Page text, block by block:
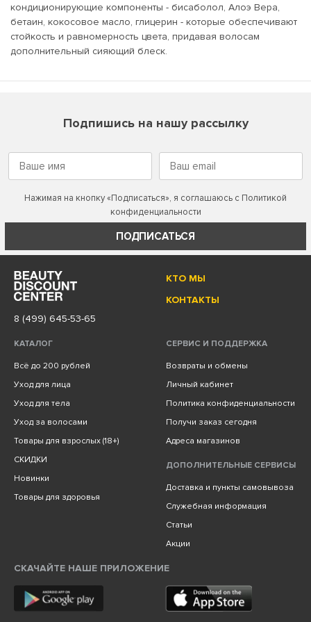
кондиционирующие компоненты - бисаболол, Алоэ Вера,
бетаин, кокосовое масло, глицерин - которые обеспечивают
стойкость и равномерность цвета, придавая волосам
дополнительный сияющий блеск.
Подпишись на нашу рассылку
Нажимая на кнопку «Подписаться», я соглашаюсь с Политикой
конфиденциальности
ПОДПИСАТЬСЯ
КТО МЫ
КОНТАКТЫ
8 (499) 645-53-65
КАТАЛОГ
Всё до 200 рублей
Уход для лица
Уход для тела
Уход за волосами
Товары для взрослых (18+)
СКИДКИ
Новинки
Товары для здоровья
СЕРВИС И ПОДДЕРЖКА
Возвраты и обмены
Личный кабинет
Политика конфиденциальности
Получи заказ сегодня
Адреса магазинов
ДОПОЛНИТЕЛЬНЫЕ СЕРВИСЫ
Доставка и пункты самовывоза
Служебная информация
Статьи
Акции
СКАЧАЙТЕ НАШЕ ПРИЛОЖЕНИЕ